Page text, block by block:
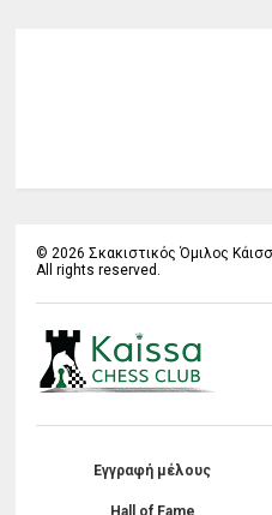
© 2026 Σκακιστικός Όμιλος
All rights reserved.
Εγγραφή μέλους
Hall of Fame